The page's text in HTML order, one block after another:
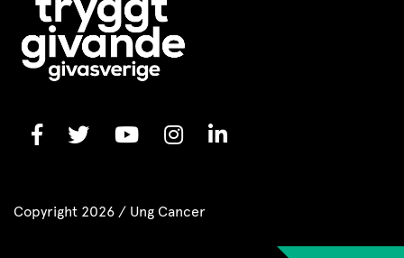
Copyright 2026 / Ung Cancer